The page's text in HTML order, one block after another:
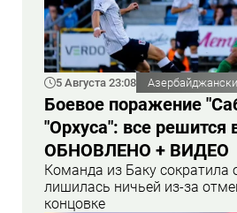
5 Августа 23:08
Боевое поражение
"Орхуса": все решится
ОБНОВЛЕНО + ВИДЕО
Команда из Баку сократила
лишилась ничьей из-за
концовке